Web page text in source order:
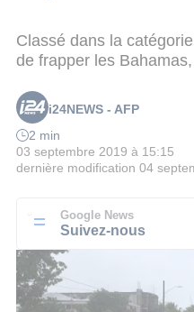
Classé dans la
de frapper les
i24NEWS - AFP
2 min
03 septembre 2019 à 15:15
dernière modification 04
Google News
Suivez-nous